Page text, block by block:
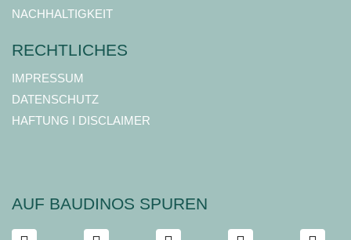
NACHHALTIGKEIT
RECHTLICHES
IMPRESSUM
DATENSCHUTZ
HAFTUNG I DISCLAIMER
AUF BAUDINOS SPUREN